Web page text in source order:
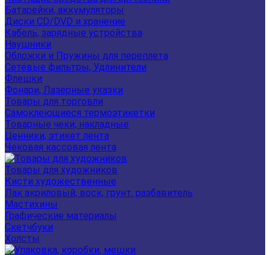
Батарейки, аккумуляторы
Диски CD/DVD и хранение
Кабель, зарядные устройства
Наушники
Обложки и Пружины для переплета
Сетевые фильтры, Удлинители
Флешки
Фонари, Лазерные указки
Товары для торговли
Самоклеющиеся термоэтикетки
Товарные чеки, накладные
Ценники, этикет лента
Чековая кассовая лента
Товары для художников
Кисти художественные
Лак акриловый, воск, грунт, разбавитель
Мастихины
Графические материалы
Скетчбуки
Холсты